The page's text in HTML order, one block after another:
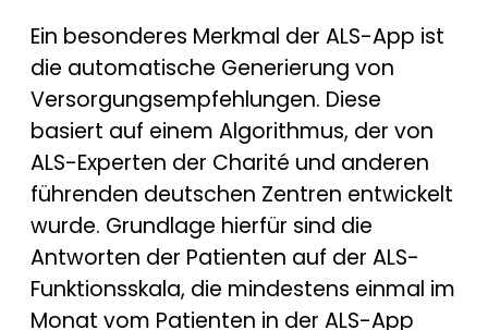
Ein besonderes Merkmal der ALS-App ist
die automatische Generierung von
Versorgungsempfehlungen. Diese
basiert auf einem Algorithmus, der von
ALS-Experten der Charité und anderen
führenden deutschen Zentren entwickelt
wurde. Grundlage hierfür sind die
Antworten der Patienten auf der ALS-
Funktionsskala, die mindestens einmal im
Monat vom Patienten in der ALS-App